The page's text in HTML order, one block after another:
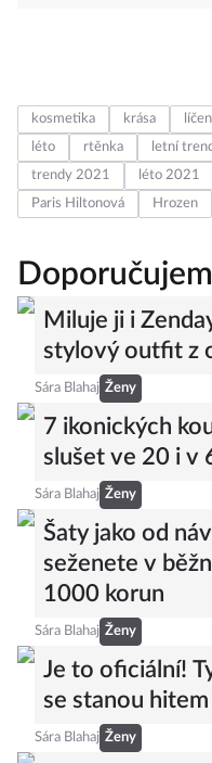
kosmetika krása
léto
rtěnka letní
trendy 2021
léto 2021
Paris Hiltonová
Hrozen
Miluje ji i
stylový outfit z
Sára Blahaj Ženy
7 ikonických
slušet ve 20 i v
Sára Blahaj Ženy
Šaty jako od
seženete v
1000 korun
Sára Blahaj Ženy
Je to oficiální!
se stanou
Sára Blahaj Ženy